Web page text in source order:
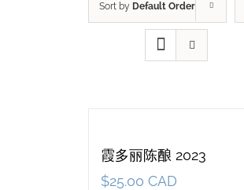
Sort by Default Order
霞多丽陈酿 2023
$25.00 CAD